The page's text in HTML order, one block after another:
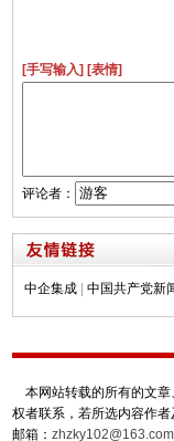
[手写输入] [表情]
评论者：
中企集成 中国共产党新
本网站转载的所有的文章
权者联系，若所选内容作
邮箱： zhzky102@163.com